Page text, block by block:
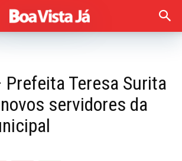
Prefeita Teresa Surita
servidores da